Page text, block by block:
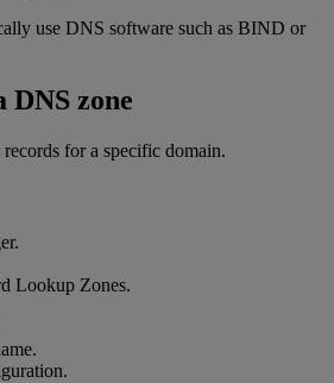
use DNS software such as BIND or
DNS zone
for a specific domain.
Lookup Zones.